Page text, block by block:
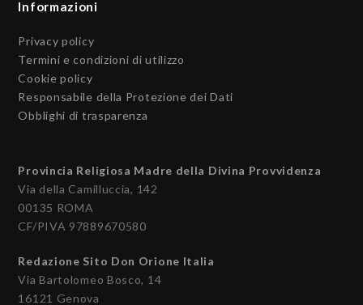
Informazioni
Privacy policy
Termini e condizioni di utilizzo
Cookie policy
Responsabile della Protezione dei Dati
Obblighi di trasparenza
Provincia Religiosa Madre della Divina Provvidenza
Via della Camilluccia, 142
00135 ROMA
CF/PIVA 97889670580
Redazione Sito Don Orione Italia
Via Bartolomeo Bosco, 14
16121 Genova